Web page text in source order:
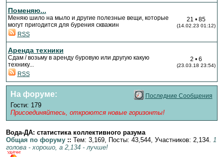
Поменяю...
Меняю шило на мыло и другие полезные вещи, которые
могут пригодится для бурения скважин
RSS
21 • 85
(14.02.23 01:12)
Аренда техники
Сдам / возьму в аренду буровую или другую какую
технику...
RSS
2 • 6
(23.03.18 23:54)
Последние Сообщения
На форуме:
Гости: 179
Присоединяйтесь, откроются новые горизонты!
Вода-ДА: статистика коллективного разума
Общая по форуму :: Тем: 3,169, Посты: 43,544, Участников: 2,134.
1
голова - хорошо, а 2,134 - лучше!